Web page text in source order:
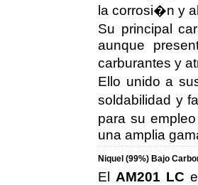
la corrosi�n y
Su principal
aunque
carburantes y
Ello unido a
soldabilidad y
para su
una amplia
Niquel (99%) Bajo
El AM201 LC